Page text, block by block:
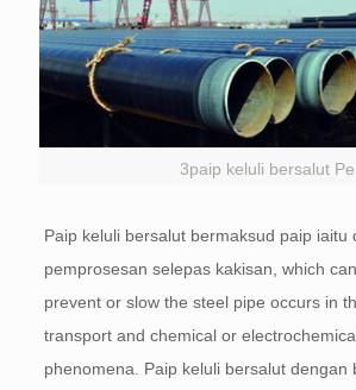
3paip keluli bersalut Pe
Paip keluli bersalut bermaksud paip iaitu
pemprosesan selepas kakisan, which
prevent or slow the steel pipe occurs in
transport and chemical or
phenomena . Paip keluli bersalut